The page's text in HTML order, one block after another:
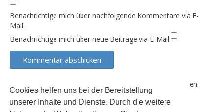
Cookies helfen uns bei der Bereitstellung
unserer Inhalte und Dienste. Durch die weitere
Benachrichtige mich über nachfolgende Kommentare via E-
Mail.
Benachrichtige mich über neue Beiträge via E-Mail.
Diese Website verwendet Akismet, um Spam zu reduzieren.
Erfahre, wie deine Kommentardaten verarbeitet werden.